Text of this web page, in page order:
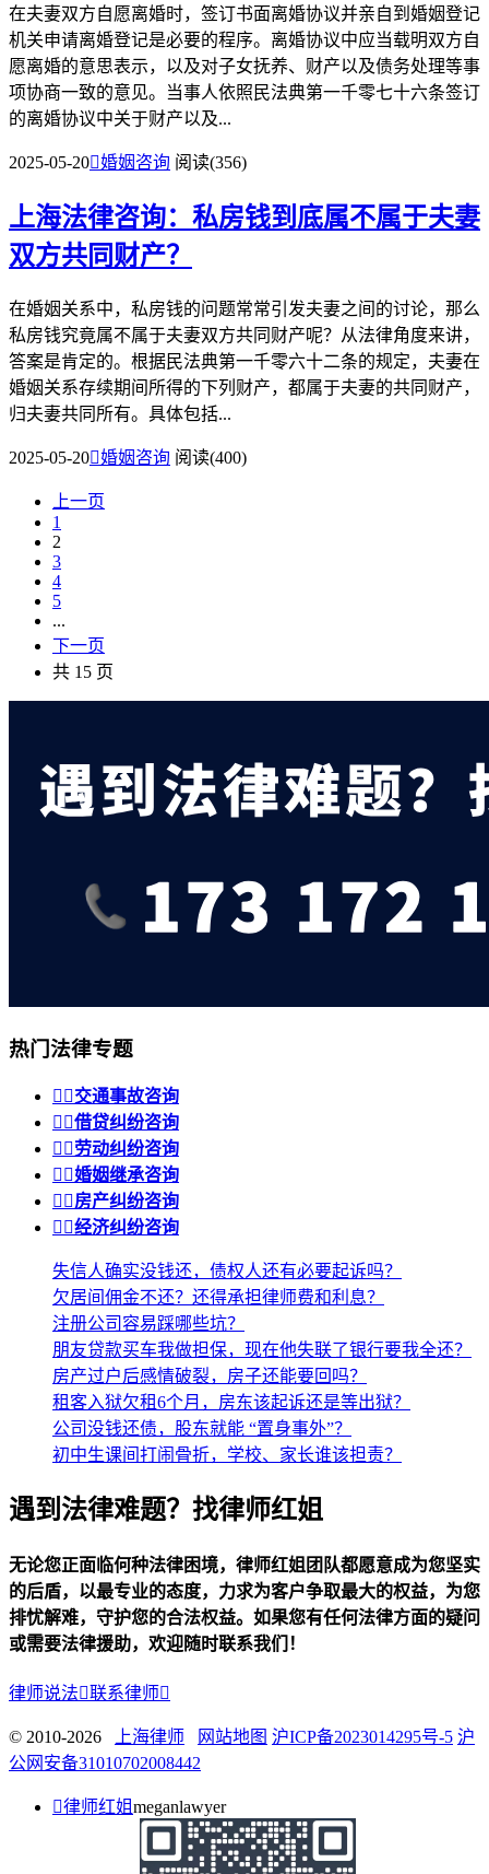
在夫妻双方自愿离婚时，签订书面离婚协议并亲自到婚姻登记
机关申请离婚登记是必要的程序。离婚协议中应当载明双方自
愿离婚的意思表示，以及对子女抚养、财产以及债务处理等事
项协商一致的意见。当事人依照民法典第一千零七十六条签订
的离婚协议中关于财产以及...
2025-05-20婚姻咨询 阅读(356)
上海法律咨询：私房钱到底属不属于夫妻
双方共同财产？
在婚姻关系中，私房钱的问题常常引发夫妻之间的讨论，那么
私房钱究竟属不属于夫妻双方共同财产呢？从法律角度来讲，
答案是肯定的。根据民法典第一千零六十二条的规定，夫妻在
婚姻关系存续期间所得的下列财产，都属于夫妻的共同财产，
归夫妻共同所有。具体包括...
2025-05-20婚姻咨询 阅读(400)
上一页
1
2
3
4
5
...
下一页
共 15 页
热门法律专题
 交通事故咨询
 借贷纠纷咨询
 劳动纠纷咨询
 婚姻继承咨询
 房产纠纷咨询
 经济纠纷咨询
失信人确实没钱还，债权人还有必要起诉吗？
欠居间佣金不还？还得承担律师费和利息？
注册公司容易踩哪些坑？
朋友贷款买车我做担保，现在他失联了银行要我全还？
房产过户后感情破裂，房子还能要回吗？
租客入狱欠租6个月，房东该起诉还是等出狱？
公司没钱还债，股东就能 “置身事外”？
初中生课间打闹骨折，学校、家长谁该担责？
遇到法律难题？找律师红姐
无论您正面临何种法律困境，律师红姐团队都愿意成为您坚实
的后盾，以最专业的态度，力求为客户争取最大的权益，为您
排忧解难，守护您的合法权益。如果您有任何法律方面的疑问
或需要法律援助，欢迎随时联系我们！
律师说法联系律师
© 2010-2026 上海律师 网站地图 沪ICP备2023014295号-5 沪
公网安备31010702008442
律师红姐meganlawyer